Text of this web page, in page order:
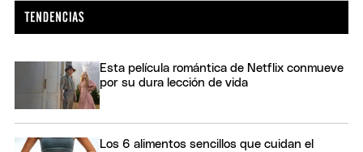
Esta película romántica de Netflix conmueve
por su dura lección de vida
Los 6 alimentos sencillos que cuidan el